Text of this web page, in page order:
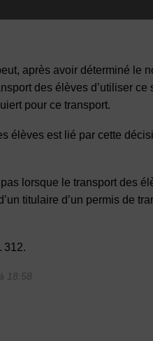
après avoir déterminé le
des élèves d’utiliser
pour ce transport.
élèves est lié par cette
pas lorsque le transport des
titulaire d’un permis de
312.
18:58